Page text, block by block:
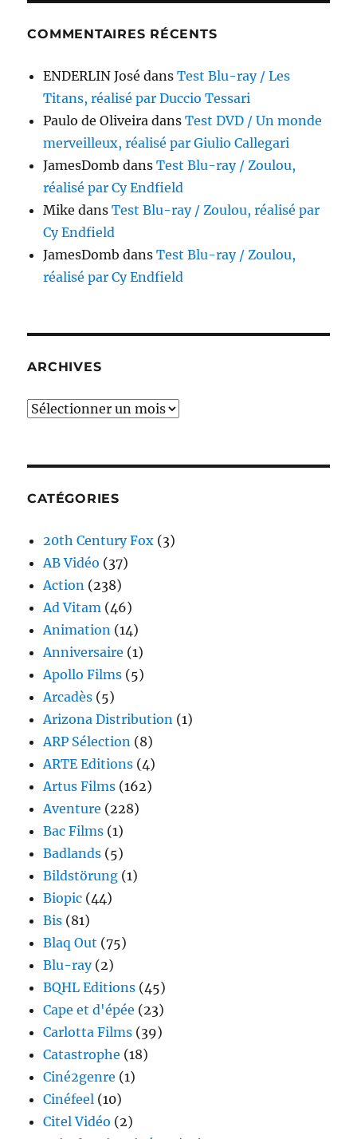
COMMENTAIRES RÉCENTS
ENDERLIN José dansTest Blu-ray / Les
Titans, réalisé par Duccio Tessari
Paulo de Oliveira dansTest DVD / Un monde
merveilleux, réalisé par Giulio Callegari
JamesDomb dansTest Blu-ray / Zoulou,
réalisé par Cy Endfield
Mike dansTest Blu-ray / Zoulou, réalisé par
Cy Endfield
JamesDomb dansTest Blu-ray / Zoulou,
réalisé par Cy Endfield
ARCHIVES
Archives
CATÉGORIES
20th Century Fox (3)
AB Vidéo (37)
Action (238)
Ad Vitam (46)
Animation (14)
Anniversaire (1)
Apollo Films (5)
Arcadès (5)
Arizona Distribution (1)
ARP Sélection (8)
ARTE Editions (4)
Artus Films (162)
Aventure (228)
Bac Films (1)
Badlands (5)
Bildstörung (1)
Biopic (44)
Bis (81)
Blaq Out (75)
Blu-ray(2)
BQHL Editions (45)
Cape et d'épée (23)
Carlotta Films (39)
Catastrophe (18)
Ciné2genre (1)
Cinéfeel (10)
Citel Vidéo (2)